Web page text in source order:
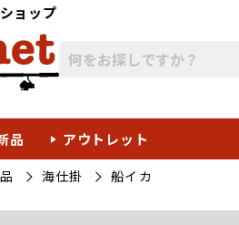
ョップ
品 アウトレット
海仕掛 船イカ